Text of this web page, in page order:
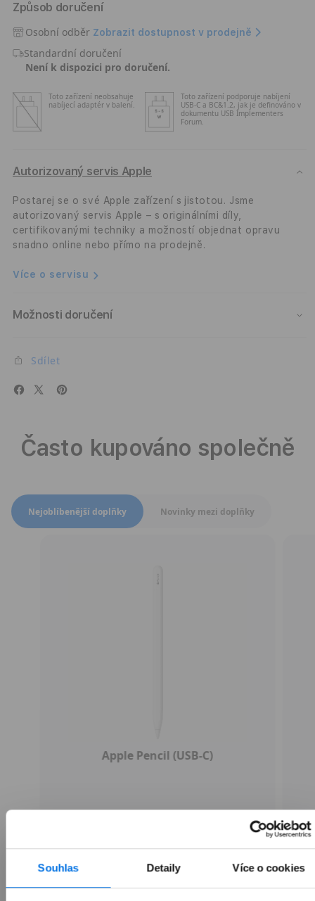
Souhlas Detaily Více o cookies
Bezdrátová
sluchátka
Beats
Fit
Pro
bílá
bílá
Způsob doručení
Osobní odběr Zobrazit dostupnost v prodejně
Standardní doručení
Není k dispozici pro doručení.
Toto zařízení neobsahuje
nabíjecí adaptér v balení.
Toto zařízení podporuje nabíjení
USB-C a BC&1.2, jak je definováno v
dokumentu USB Implementers
Forum.
Autorizovaný servis Apple
Postarej se o své Apple zařízení s jistotou. Jsme
autorizovaný servis Apple – s originálními díly,
certifikovanými techniky a možností objednat opravu
snadno online nebo přímo na prodejně.
Více o servisu
Možnosti doručení
Sdílet
Často kupováno společně
Přepnout zobrazení produktů
Nejoblíbenější doplňky Novinky mezi doplňky
Apple Pencil (USB-C)
Přidat do košíku